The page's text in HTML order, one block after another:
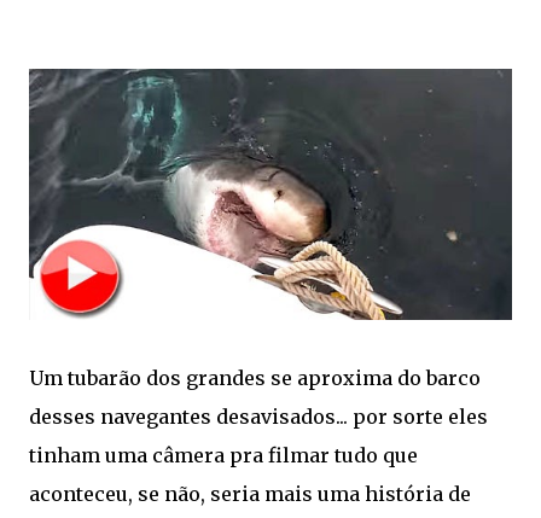
Um tubarão dos grandes se aproxima do barco
desses navegantes desavisados... por sorte eles
tinham uma câmera pra filmar tudo que
aconteceu, se não, seria mais uma história de